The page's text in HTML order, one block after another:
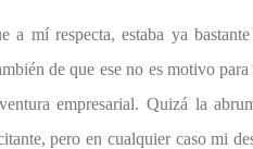
a mí respecta, estaba ya
de que ese no es motivo
empresarial. Quizá la
pero en cualquier caso mi